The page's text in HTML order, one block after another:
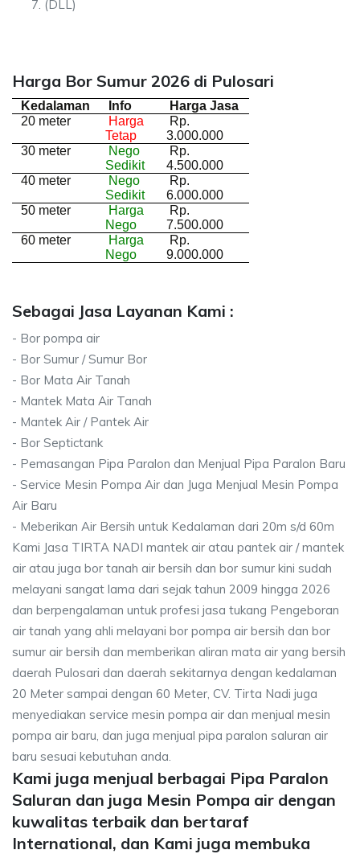
(DLL)
Harga Bor Sumur 2026 di Pulosari
Kedalaman Info
Harga Jasa
20 meter
Harga
Tetap
Rp.
3.000.000
30 meter
Nego
Sedikit
Rp.
4.500.000
40 meter
Nego
Sedikit
Rp.
6.000.000
50 meter
Harga
Nego
Rp.
7.500.000
60 meter
Harga
Nego
Rp.
9.000.000
Sebagai Jasa Layanan Kami :
- Bor pompa air
- Bor Sumur / Sumur Bor
- Bor Mata Air Tanah
- Mantek Mata Air Tanah
- Mantek Air / Pantek Air
- Bor Septictank
- Pemasangan Pipa Paralon dan Menjual Pipa Paralon Baru
- Service Mesin Pompa Air dan Juga Menjual Mesin Pompa
Air Baru
- Meberikan Air Bersih untuk Kedalaman dari 20m s/d 60m
Kami Jasa TIRTA NADI mantek air atau pantek air / mantek
air atau juga bor tanah air bersih dan bor sumur kini sudah
melayani sangat lama dari sejak tahun 2009 hingga 2026
dan berpengalaman untuk profesi jasa tukang Pengeboran
air tanah yang ahli melayani bor pompa air bersih dan bor
sumur air bersih dan memberikan aliran mata air yang bersih
daerah Pulosari dan daerah sekitarnya dengan kedalaman
20 Meter sampai dengan 60 Meter, CV. Tirta Nadi juga
menyediakan service mesin pompa air dan menjual mesin
pompa air baru, dan juga menjual pipa paralon saluran air
baru sesuai kebutuhan anda.
Kami juga menjual berbagai Pipa Paralon
Saluran dan juga Mesin Pompa air dengan
kuwalitas terbaik dan bertaraf
International, dan Kami juga membuka